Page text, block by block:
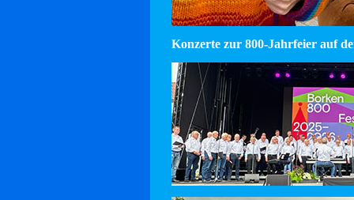
Konzerte zur 800-Jahrfeier auf